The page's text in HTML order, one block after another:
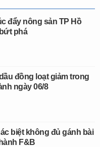
đẩy nông sản TP Hồ
phá
đồng loạt giảm trong
ngày 06/8
biệt không đủ gánh bài
F&B